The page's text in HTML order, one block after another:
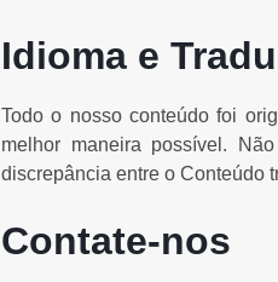
Idioma e
Todo o nosso conteúdo foi
melhor maneira possível.
discrepância entre o Conteúdo
Contate-nos